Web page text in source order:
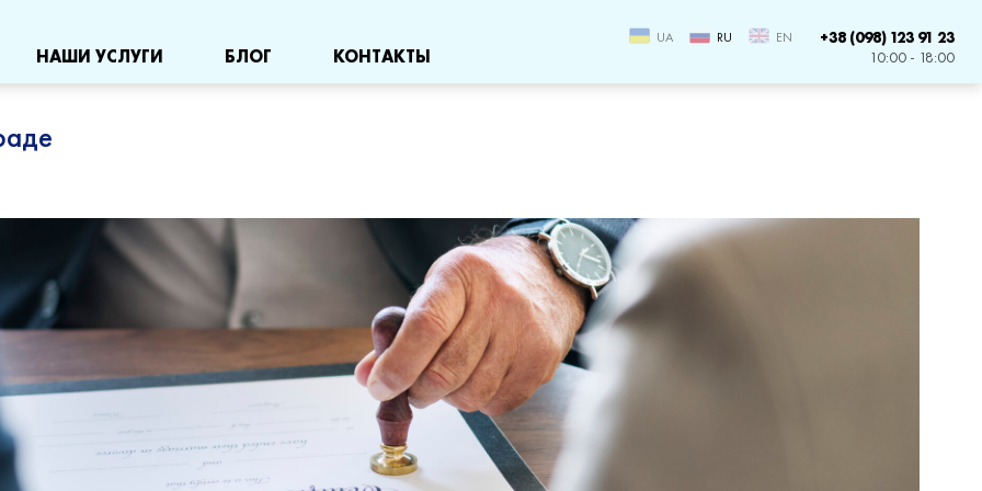
НАШИ УСЛУГИ
Алименты с иностранца
Уменьшение размера алиментов
Определение места жительства ребенка
Лишение родительских прав
Восстановления родительских прав после их лишения
Установление отцовства
Оспаривание отцовства
БЛОГ КОНТАКТЫ
UA RU EN
+38 (098) 123 91 23
10:00 - 18:00